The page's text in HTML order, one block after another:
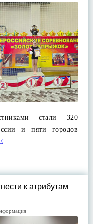
стали 320
и пяти городов
к атрибутам